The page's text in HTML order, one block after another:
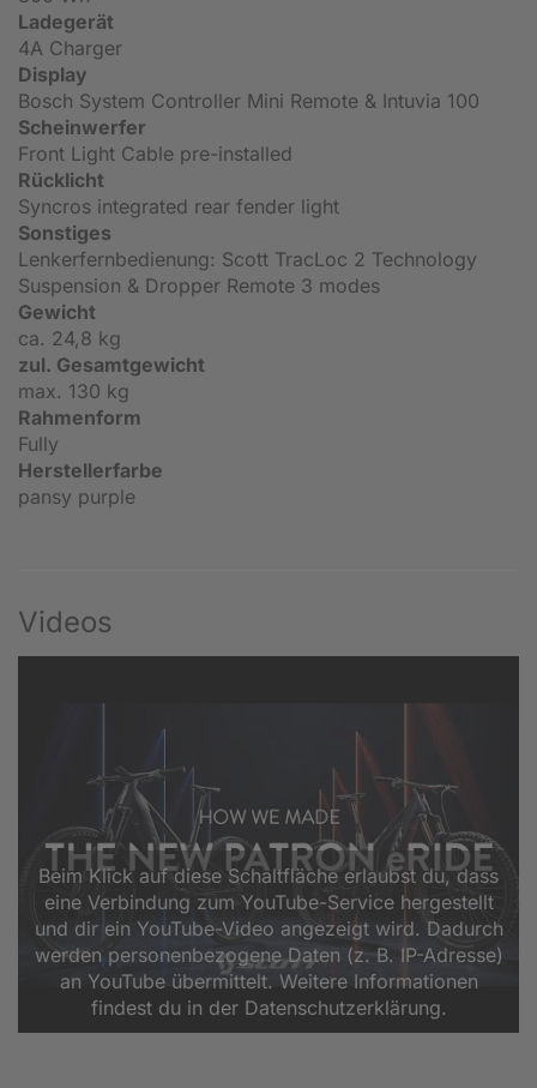
Ladegerät
4A Charger
Display
Bosch System Controller Mini Remote & Intuvia 100
Scheinwerfer
Front Light Cable pre-installed
Rücklicht
Syncros integrated rear fender light
Sonstiges
Lenkerfernbedienung: Scott TracLoc 2 Technology
Suspension & Dropper Remote 3 modes
Gewicht
ca. 24,8 kg
zul. Gesamtgewicht
max. 130 kg
Rahmenform
Fully
Herstellerfarbe
pansy purple
Videos
Beim Klick auf diese Schaltfläche erlaubst du, dass
eine Verbindung zum YouTube-Service hergestellt
und dir ein YouTube-Video angezeigt wird. Dadurch
werden personenbezogene Daten (z. B. IP-Adresse)
an YouTube übermittelt. Weitere Informationen
findest du in der Datenschutzerklärung.